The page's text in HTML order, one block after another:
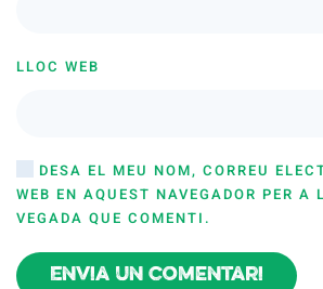
LLOC WEB
DESA EL MEU NOM, CORREU
WEB EN AQUEST NAVEGADOR PER A
VEGADA QUE COMENTI.
Envia un comentari